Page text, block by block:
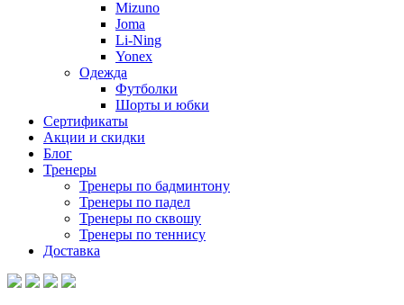
Mizuno
Joma
Li-Ning
Yonex
Одежда
Футболки
Шорты и юбки
Сертификаты
Акции и скидки
Блог
Тренеры
Тренеры по бадминтону
Тренеры по падел
Тренеры по сквошу
Тренеры по теннису
Доставка